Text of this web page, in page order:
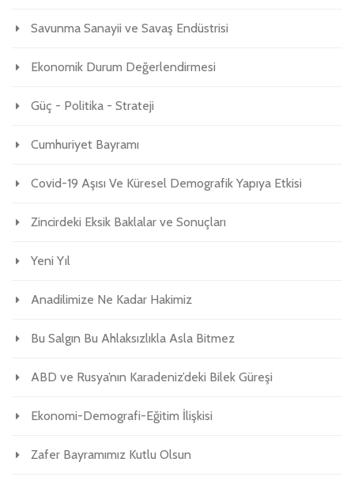
Savunma Sanayii ve Savaş Endüstrisi
Ekonomik Durum Değerlendirmesi
Güç - Politika - Strateji
Cumhuriyet Bayramı
Covid-19 Aşısı Ve Küresel Demografik Yapıya Etkisi
Zincirdeki Eksik Baklalar ve Sonuçları
Yeni Yıl
Anadilimize Ne Kadar Hakimiz
Bu Salgın Bu Ahlaksızlıkla Asla Bitmez
ABD ve Rusya’nın Karadeniz’deki Bilek Güreşi
Ekonomi-Demografi-Eğitim İlişkisi
Zafer Bayramımız Kutlu Olsun